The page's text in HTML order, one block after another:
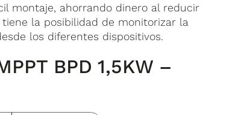
montaje, ahorrando dinero al reducir
la posibilidad de monitorizar la
los diferentes dispositivos.
BPD 1,5KW –